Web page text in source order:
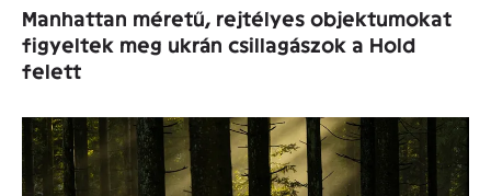
Manhattan méretű, rejtélyes objektumokat
figyeltek meg ukrán csillagászok a Hold
felett